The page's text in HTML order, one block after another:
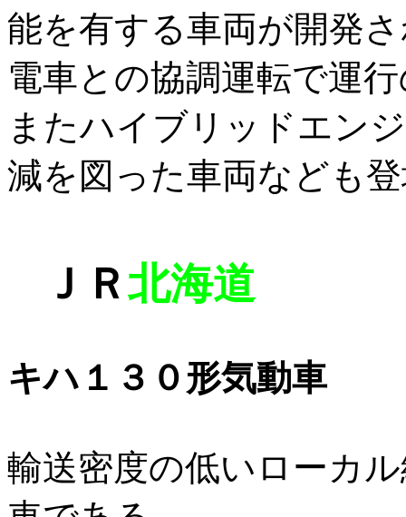
能を有する車両が開発
電車との協調運転で運
またハイブリッドエン
減を図った車両なども
ＪＲ北海道
キハ１３０形気動車
輸送密度の低いローカ